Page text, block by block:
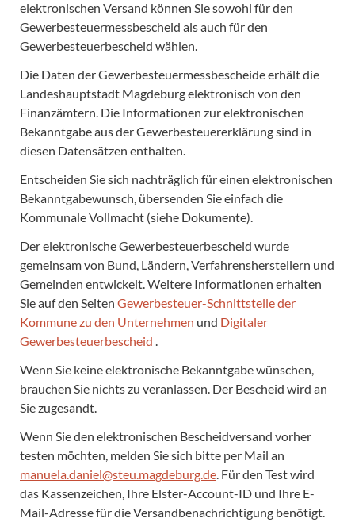
elektronischen Versand können Sie sowohl für den
Gewerbesteuermessbescheid als auch für den
Gewerbesteuerbescheid wählen.
Die Daten der Gewerbesteuermessbescheide erhält die
Landeshauptstadt Magdeburg elektronisch von den
Finanzämtern. Die Informationen zur elektronischen
Bekanntgabe aus der Gewerbesteuererklärung sind in
diesen Datensätzen enthalten.
Entscheiden Sie sich nachträglich für einen elektronischen
Bekanntgabewunsch, übersenden Sie einfach die
Kommunale Vollmacht (siehe Dokumente).
Der elektronische Gewerbesteuerbescheid wurde
gemeinsam von Bund, Ländern, Verfahrensherstellern und
Gemeinden entwickelt. Weitere Informationen erhalten
Sie auf den Seiten Gewerbesteuer-Schnittstelle der
Kommune zu den Unternehmen und Digitaler
Gewerbesteuerbescheid
Wenn Sie keine elektronische Bekanntgabe wünschen,
brauchen Sie nichts zu veranlassen. Der Bescheid wird an
Sie zugesandt.
Wenn Sie den elektronischen Bescheidversand vorher
testen möchten, melden Sie sich bitte per Mail an
manuela.daniel@steu.magdeburg.de . Für den Test wird
das Kassenzeichen, Ihre Elster-Account-ID und Ihre E-
Mail-Adresse für die Versandbenachrichtigung benötigt.